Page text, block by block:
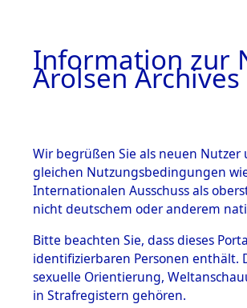
BESTÄNDE
1.
Inhaftierungsdoku
mente
1.2.9 Beim ITS
verwahrte
3
Information zur
Arolsen Archives
Wir begrüßen Sie als neuen Nutzer
gleichen Nutzungsbedingungen
Internationalen Ausschuss als
nicht deutschem oder anderem
Bitte beachten Sie, dass dieses
identifizierbaren Personen enthält.
sexuelle Orientierung,
in Strafregistern gehören.